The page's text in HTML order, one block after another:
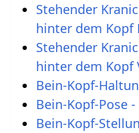
Stehender
hinter dem Kopf
Stehender
hinter dem Kopf
Bein-Kopf-
Bein-Kopf-Pose
Bein-Kopf-